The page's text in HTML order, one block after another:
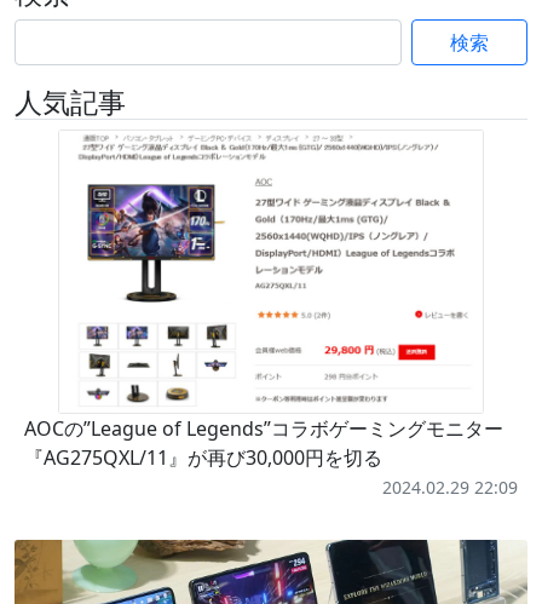
検索
人気記事
AOCの”League of Legends”コラボゲーミングモニター
『AG275QXL/11』が再び30,000円を切る
2024.02.29 22:09